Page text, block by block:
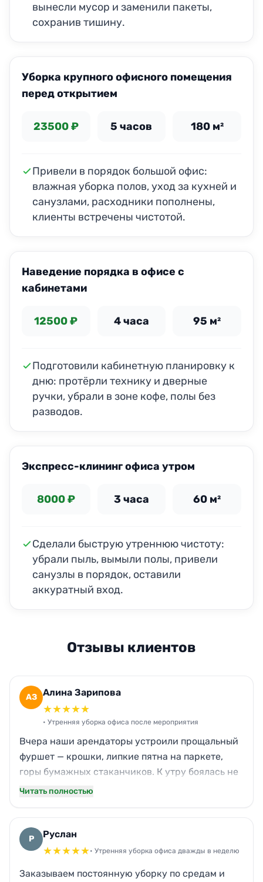
вынесли мусор и заменили пакеты,
сохранив тишину.
Уборка крупного офисного помещения
перед открытием
23500 ₽ 5 часов 180 м²
Привели в порядок большой офис:
влажная уборка полов, уход за кухней и
санузлами, расходники пополнены,
клиенты встречены чистотой.
Наведение порядка в офисе с
кабинетами
12500 ₽ 4 часа 95 м²
Подготовили кабинетную планировку к
дню: протёрли технику и дверные
ручки, убрали в зоне кофе, полы без
разводов.
Экспресс-клининг офиса утром
8000 ₽ 3 часа 60 м²
Сделали быструю утреннюю чистоту:
убрали пыль, вымыли полы, привели
санузлы в порядок, оставили
аккуратный вход.
Отзывы клиентов
АЗ Алина Зарипова
★★★★★
• Утренняя уборка офиса после мероприятия
Вчера наши арендаторы устроили прощальный
фуршет — крошки, липкие пятна на паркете,
горы бумажных стаканчиков. К утру боялась не
успеть к приходу сотрудников. Бригада
выветрили, мусор вынесли. Офис сияет, можно
работать.
Читать полностью
Р Руслан
★★★★★• Утренняя уборка офиса дважды в неделю
Заказываем постоянную уборку по средам и